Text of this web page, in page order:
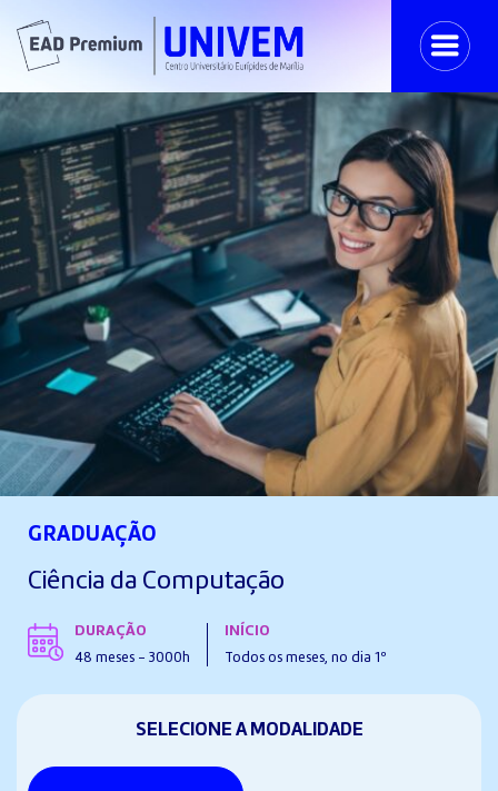
GRADUAÇÃO
Ciência da Computação
DURAÇÃO
48 meses - 3000h
INÍCIO
Todos os meses, no dia 1º
SELECIONE A MODALIDADE